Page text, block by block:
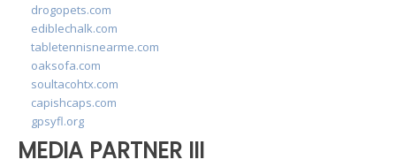
drogopets.com
ediblechalk.com
tabletennisnearme.com
oaksofa.com
soultacohtx.com
capishcaps.com
gpsyfl.org
MEDIA PARTNER III